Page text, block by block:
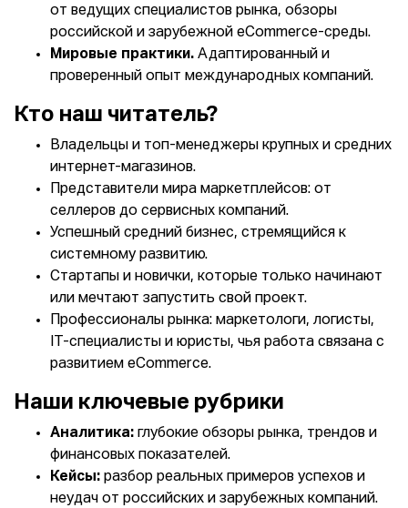
от ведущих специалистов рынка, обзоры
российской и зарубежной eCommerce-среды.
Мировые практики. Адаптированный и
проверенный опыт международных компаний.
Кто наш читатель?
Владельцы и топ-менеджеры крупных и средних
интернет-магазинов.
Представители мира маркетплейсов: от
селлеров до сервисных компаний.
Успешный средний бизнес, стремящийся к
системному развитию.
Стартапы и новички, которые только начинают
или мечтают запустить свой проект.
Профессионалы рынка: маркетологи, логисты,
IT-специалисты и юристы, чья работа связана с
развитием eCommerce.
Наши ключевые рубрики
Аналитика: глубокие обзоры рынка, трендов и
финансовых показателей.
Кейсы: разбор реальных примеров успехов и
неудач от российских и зарубежных компаний.